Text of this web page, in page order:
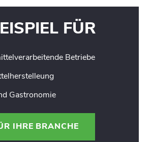
FÜR
Betriebe
Gastronomie
IHRE BRANCHE